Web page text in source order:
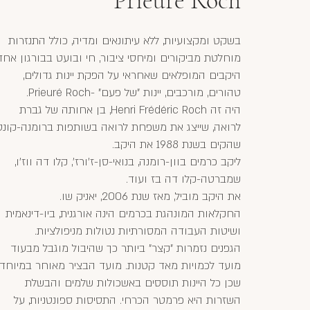
בשקט ומקצועיות, ללא עיתונאים ומדיה, כולל התנזרות
מוחלטת מביקורים ומיחסי ציבור, חי ובועט בבורגון
היקבים המופלאים שאחראי על הפקת יינות גדולים,
טהורים, מורכבים, יינות "של פעם" -Prieuré Roch.
היה זה Henri Frédéric Roch, בן אחותה של גברת
לרואה, שייצג את משפחת לרואה בשותפות ברומנה-
שהקים בשנת 1988 את היקב.
ליקב כרמים בוון-רומנה, בנואי-סן-ז'ורז', קלו דה ווז'ו,
שמברטה-קלו דה בז ועוד.
את היקב מוביל, מאז שנת 2006, יאניק שו.
החקלאות המונהגת בכרמים הינה אורגנית, ביו-דינאמית
ושיטות העבודה המסורתיות נטולות מניפולציות.
הגפנים נזמרות "קצר" ביותר כך שהיבול מוגבל מבעוד
מועד לכמויות מאד קטנות. מועד הבציר מאוחר במיוחד
שכן כל היינות תוססים באשכולות שלמים והבשלת
השזרות היא פרמטר הכרחי. התסיסות ספונטניות, על